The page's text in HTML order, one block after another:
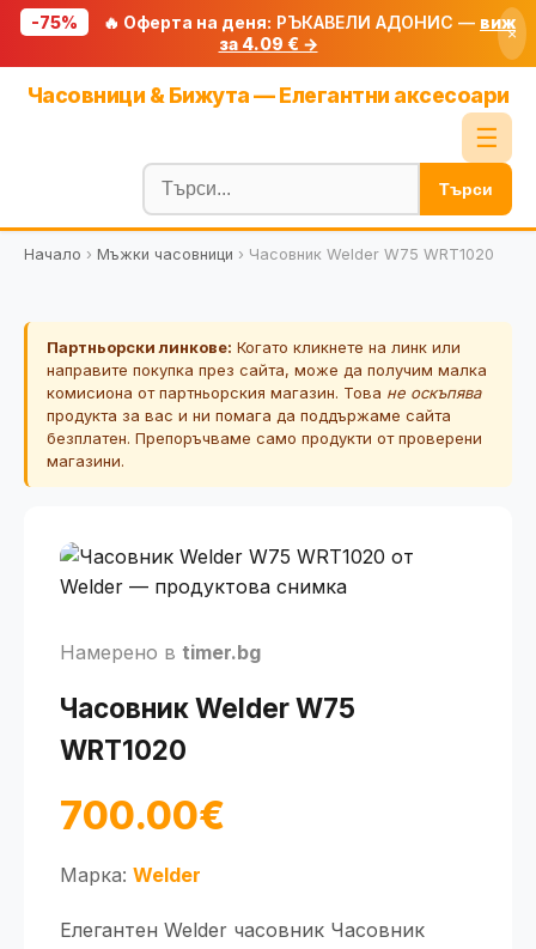
-75% 🔥 Оферта на деня: РЪКАВЕЛИ АДОНИС — виж
за 4.09 € →
×
Часовници & Бижута — Елегантни аксесоари
☰
Блог
🧮 Калкулатори
🔍 Намери продукт
🎟️ Купони
Търси
Начало › Мъжки часовници › Часовник Welder W75 WRT1020
Партньорски линкове: Когато кликнете на линк или
направите покупка през сайта, може да получим малка
комисиона от партньорския магазин. Това не оскъпява
продукта за вас и ни помага да поддържаме сайта
безплатен. Препоръчваме само продукти от проверени
магазини.
Намерено в timer.bg
Часовник Welder W75
WRT1020
700.00€
Марка: Welder
Елегантен Welder часовник Часовник